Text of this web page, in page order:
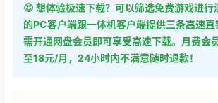
😍 想体验极速下载？可以筛选免费游戏进行
的PC客户端跟一体机客户端提供三条高速
需开通网盘会员即可享受高速下载。月费会
至18元/月，24小时内不满意随时退款！